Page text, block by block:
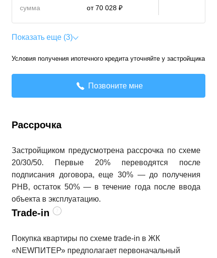
сумма
от 70 028 ₽
Показать еще (3)
Условия получения ипотечного кредита уточняйте у застройщика
Позвоните мне
Рассрочка
Застройщиком предусмотрена рассрочка по схеме
20/30/50. Первые 20% переводятся после
подписания договора, еще 30% — до получения
РНВ, остаток 50% — в течение года после ввода
объекта в эксплуатацию.
Trade-in
Покупка квартиры по схеме trade-in в ЖК
«NEWПИТЕР» предполагает первоначальный